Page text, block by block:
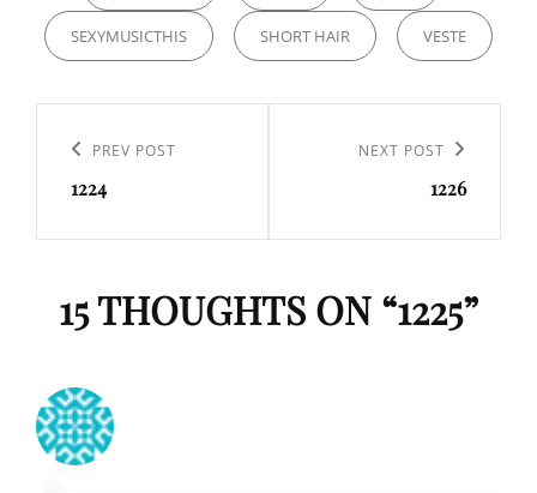
SEXYMUSICTHIS SHORT HAIR VESTE
l’article
Previous
Post
PREV POST
1224
NEXT POST
1226
15 THOUGHTS ON “1225”